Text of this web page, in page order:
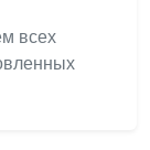
всех